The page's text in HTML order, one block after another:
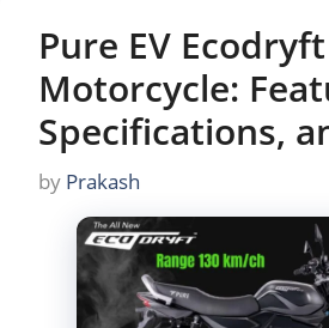
Pure EV
Motorcycle:
Specifications,
by Prakash